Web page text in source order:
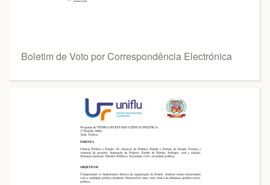
Boletim de Voto por Correspondência Electrónica